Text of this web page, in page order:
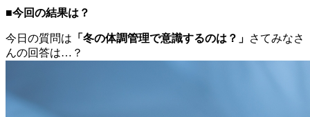
■今回の結果は？
今日の質問は 「冬の体調管理で意識するのは？」 さてみなさ
んの回答は…？